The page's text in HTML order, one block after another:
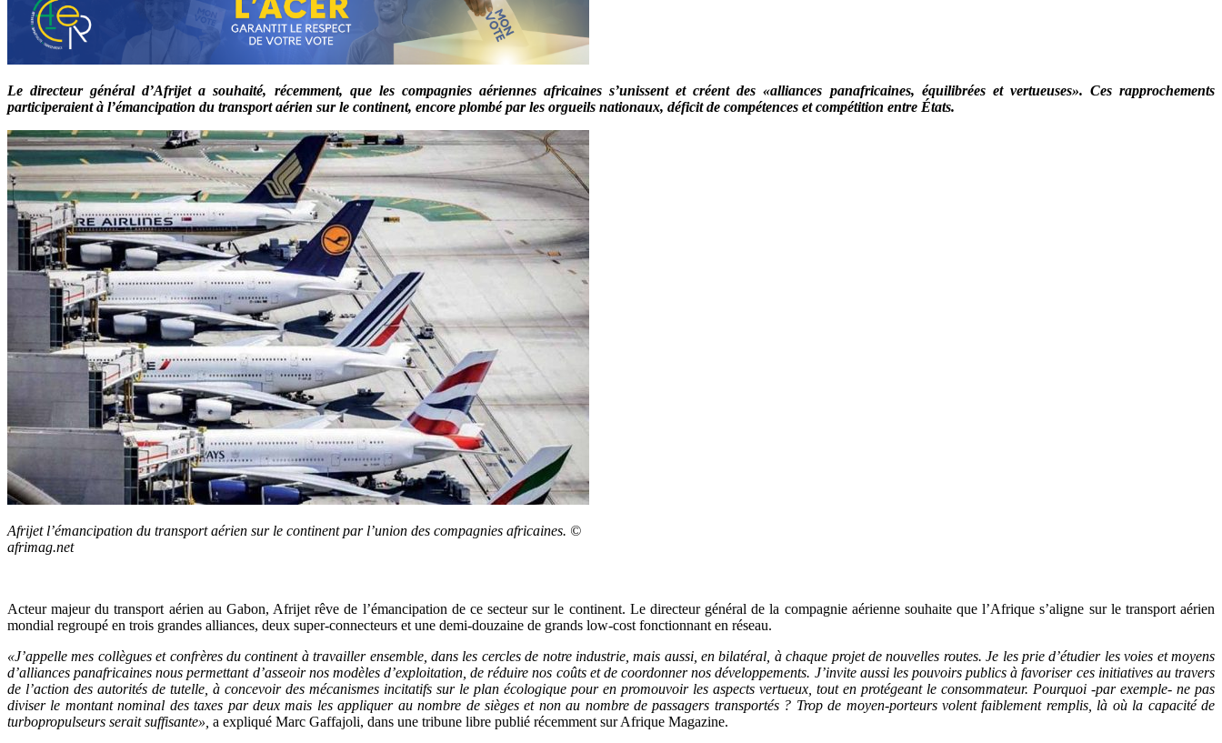
Le directeur général d’Afrijet a souhaité, récemment, que les compagnies aériennes africaines s’unissent et créent des «alliances panafricaines, équilibrées et vertueuses». Ces rapprochements
participeraient à l’émancipation du transport aérien sur le continent, encore plombé par les orgueils nationaux, déficit de compétences et compétition entre États.
Afrijet l’émancipation du transport aérien sur le continent par l’union des compagnies africaines. ©
afrimag.net
Acteur majeur du transport aérien au Gabon, Afrijet rêve de l’émancipation de ce secteur sur le continent. Le directeur général de la compagnie aérienne souhaite que l’Afrique s’aligne sur le transport aérien
mondial regroupé en trois grandes alliances, deux super-connecteurs et une demi-douzaine de grands low-cost fonctionnant en réseau.
«J’appelle mes collègues et confrères du continent à travailler ensemble, dans les cercles de notre industrie, mais aussi, en bilatéral, à chaque projet de nouvelles routes. Je les prie d’étudier les voies et moyens
d’alliances panafricaines nous permettant d’asseoir nos modèles d’exploitation, de réduire nos coûts et de coordonner nos développements. J’invite aussi les pouvoirs publics à favoriser ces initiatives au travers
de l’action des autorités de tutelle, à concevoir des mécanismes incitatifs sur le plan écologique pour en promouvoir les aspects vertueux, tout en protégeant le consommateur. Pourquoi -par exemple- ne pas
diviser le montant nominal des taxes par deux mais les appliquer au nombre de sièges et non au nombre de passagers transportés ? Trop de moyen-porteurs volent faiblement remplis, là où la capacité de
turbopropulseurs serait suffisante», a expliqué Marc Gaffajoli, dans une tribune libre publié récemment sur Afrique Magazine.